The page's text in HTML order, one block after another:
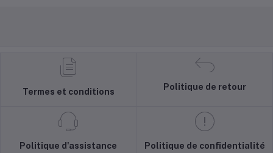
Termes et conditions
Politique de retour
Politique d'assistance Politique de confidentialité